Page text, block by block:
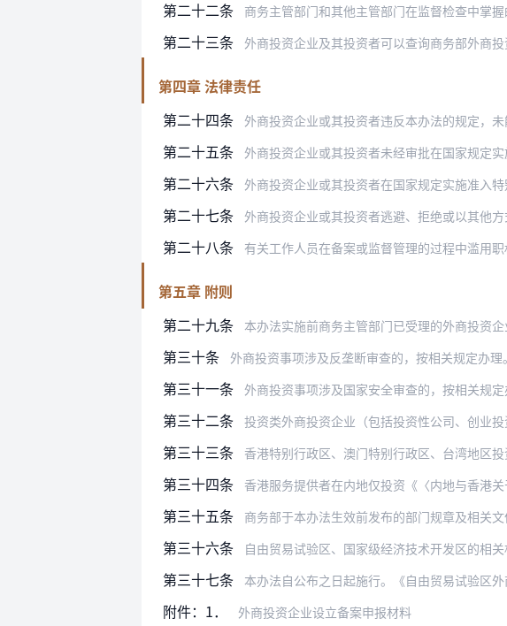
第二十二条 商务主管部门和其他主管部门在监督检查中掌握的反映外商
第二十三条 外商投资企业及其投资者可以查询商务部外商投资诚信档案
第四章 法律责任
第二十四条
外商投资企业或其投资者违反本办法的规定，未能按期履行
第二十五条 外商投资企业或其投资者未经审批在国家规定实施准入特别
第二十六条 外商投资企业或其投资者在国家规定实施准入特别管理措施
第二十七条 外商投资企业或其投资者逃避、拒绝或以其他
第二十八条 有关工作人员在备案或监督管理的过程中滥用
第五章 附则
第二十九条
本办法实施前商务主管部门已受理的外商投资企业设立
第三十条 外商投资事项涉及反垄断审查的，按相关规定办理。
第三十一条 外商投资事项涉及国家安全审查的，按相关规定办理。备案
第三十二条 投资类外商投资企业（包括投资性公司、创业
第三十三条 香港特别行政区、澳门特别行政区、台湾地区
第三十四条 香港服务提供者在内地仅投资《〈内地与香港关于建立更紧
第三十五条 商务部于本办法生效前发布的部门规章及相关
第三十六条 自由贸易试验区、国家级经济技术开发区的相关机
第三十七条 本办法自公布之日起施行。《自由贸易试验区
附件：1． 外商投资企业设立备案申报材料